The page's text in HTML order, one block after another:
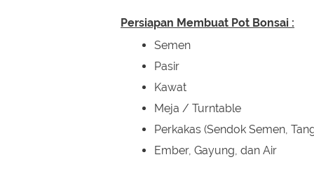
Persiapan Membuat Pot Bonsai :
Semen
Pasir
Kawat
Meja / Turntable
Perkakas (Sendok Semen,
Ember, Gayung, dan Air